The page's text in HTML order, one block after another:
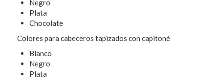
Negro
Plata
Chocolate
Colores para cabeceros tapizados con capitoné
Blanco
Negro
Plata